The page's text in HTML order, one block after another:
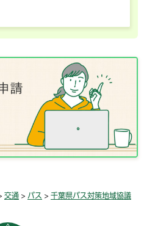
交通 > バス > 千葉県バス対策地域協議